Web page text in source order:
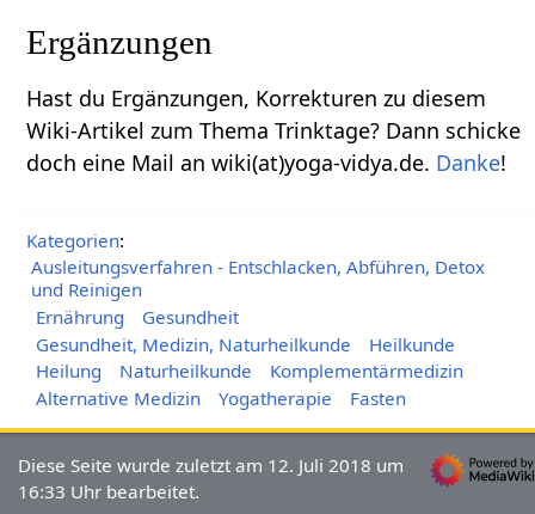
Ergänzungen
Hast du Ergänzungen, Korrekturen zu diesem
Wiki-Artikel zum Thema Trinktage? Dann schicke
doch eine Mail an wiki(at)yoga-vidya.de. Danke!
Kategorien:
Ausleitungsverfahren - Entschlacken, Abführen, Detox
und Reinigen
Ernährung
Gesundheit
Gesundheit, Medizin, Naturheilkunde
Heilkunde
Heilung
Naturheilkunde
Komplementärmedizin
Alternative Medizin
Yogatherapie Fasten
Diese Seite wurde zuletzt am 12. Juli 2018 um
16:33 Uhr bearbeitet.